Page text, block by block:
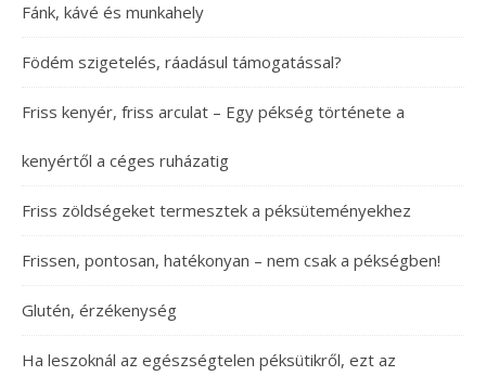
Fánk, kávé és munkahely
Födém szigetelés, ráadásul támogatással?
Friss kenyér, friss arculat – Egy pékség története a
kenyértől a céges ruházatig
Friss zöldségeket termesztek a péksüteményekhez
Frissen, pontosan, hatékonyan – nem csak a pékségben!
Glutén, érzékenység
Ha leszoknál az egészségtelen péksütikről, ezt az